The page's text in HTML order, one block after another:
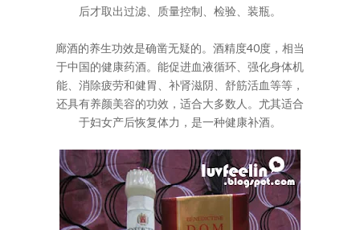
后才取出过滤、质量控制、检验、装瓶。
廊酒的养生功效是确凿无疑的。酒精度40度，相当
于中国的健康药酒。能促进血液循环、强化身体机
能、消除疲劳和健胃、补肾滋阴、舒筋活血等等，
还具有养颜美容的功效，适合大多数人。尤其适合
于妇女产后恢复体力，是一种健康补酒。